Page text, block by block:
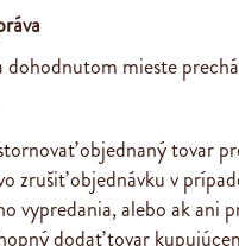
mieste
objednaný tovar
zrušiť objednávku v
vypredania, alebo ak ani
dodať tovar